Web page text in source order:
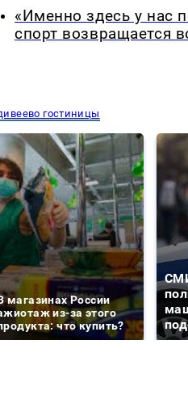
«Именно здесь у нас
спорт возвращается
гостиницы
магазинах России
из-за этого
что купить?